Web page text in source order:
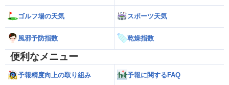
ゴルフ場の天気 スポーツ天気
風邪予防指数 乾燥指数
便利なメニュー
予報精度向上の取り組み 予報に関するFAQ